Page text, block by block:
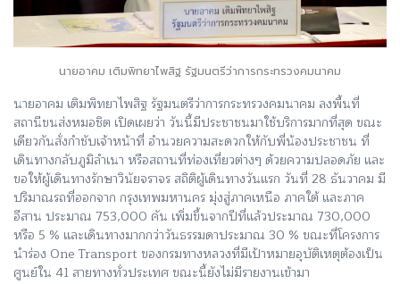
นายอาคม เติมพิทยาไพสิฐ รัฐมนตรีว่าการกระทรวงคมนาคม
นายอาคม เติมพิทยาไพสิฐ รัฐมนตรีว่าการกระทรวงคมนาคม ลงพื้นที่
สถานีขนส่งหมอชิต เปิดเผยว่า วันนี้มีประชาชนมาใช้บริการมากที่สุด ขณะ
เดียวกันสั่งกำชับเจ้าหน้าที่ อำนวยความสะดวกให้กับพี่น้องประชาชน ที่
เดินทางกลับภูมิลำเนา หรือสถานที่ท่องเที่ยวต่างๆ ด้วยความปลอดภัย และ
ขอให้ผู้เดินทางรักษาวินัยจราจร สถิติผู้เดินทางวันแรก วันที่ 28 ธันวาคม มี
ปริมาณรถที่ออกจาก กรุงเทพมหานคร มุ่งสู่ภาคเหนือ ภาคใต้ และภาค
อีสาน ประมาณ 753,000 คัน เพิ่มขึ้นจากปีที่แล้วประมาณ 730,000
หรือ 5 % และเดินทางมากกว่าวันธรรมดาประมาณ 30 % ขณะที่โครงการ
นำร่อง One Transport ของกรมทางหลวงที่มีเป้าหมายอุบัติเหตุต้องเป็น
ศูนย์ใน 41 สายทางทั่วประเทศ ขณะนี้ยังไม่มีรายงานเข้ามา